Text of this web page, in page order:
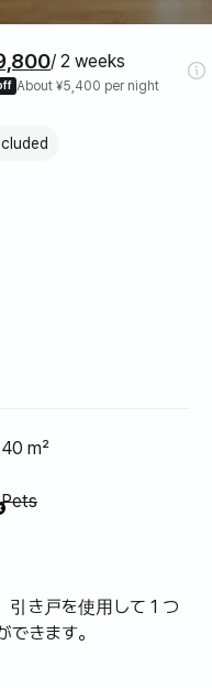
/ 2 weeks
About ¥5,400 per night
40 m²
Unavailable
Pets
引き戸を使用して 1 つ
きます。